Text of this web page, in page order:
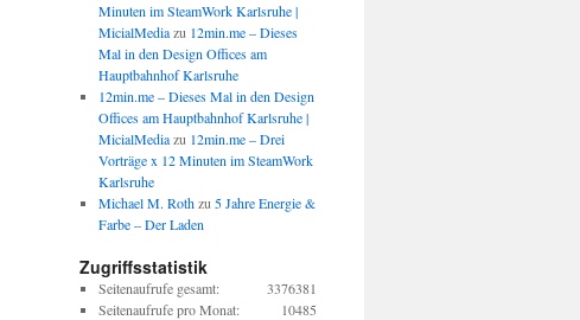
Minuten im SteamWork Karlsruhe |
MicialMediazu 12min.me – Dieses
Mal in den Design Offices am
Hauptbahnhof Karlsruhe
12min.me – Dieses Mal in den Design
Offices am Hauptbahnhof Karlsruhe |
MicialMediazu 12min.me – Drei
Vorträge x 12 Minuten im SteamWork
Karlsruhe
Michael M. Rothzu 5 Jahre Energie &
Farbe – Der Laden
Zugriffsstatistik
3376381
Seitenaufrufe gesamt:
10485
Seitenaufrufe pro Monat: